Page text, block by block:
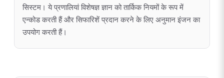
सिस्टम। ये प्रणालियां विशेषज्ञ ज्ञान को तार्किक नियमों के रूप में
एन्कोड करती हैं और सिफारिशें प्रदान करने के लिए अनुमान इंजन का
उपयोग करती हैं।